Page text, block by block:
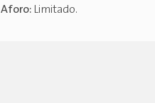
Aforo: Limitado.